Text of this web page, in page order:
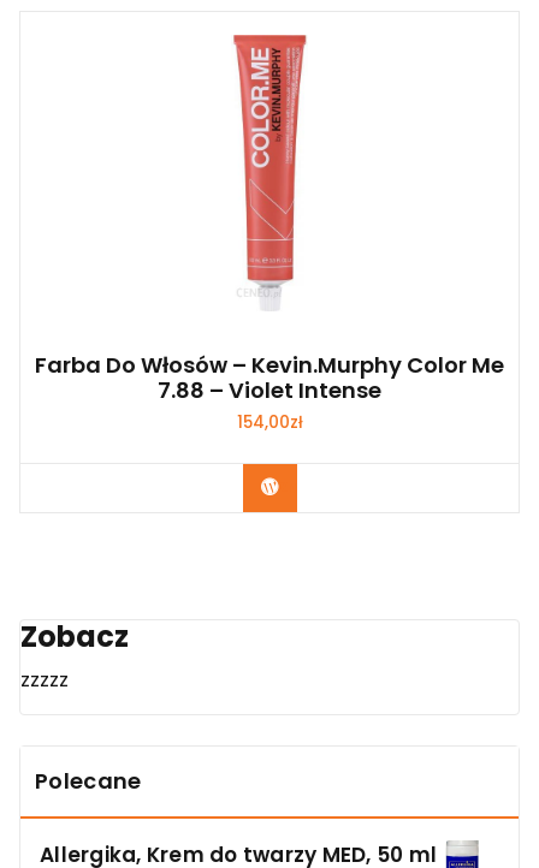
Farba Do Włosów – Kevin.Murphy Color Me
7.88 – Violet Intense
154,00zł
Zobacz
Zobacz
zzzzz
Polecane
Allergika, Krem do twarzy MED, 50 ml